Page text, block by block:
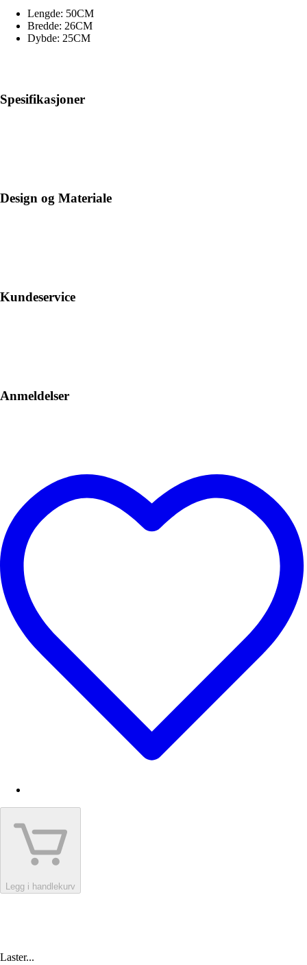
Lengde: 50CM
Bredde: 26CM
Dybde: 25CM
Spesifikasjoner
Design og Materiale
Kundeservice
Anmeldelser
Legg i handlekurv
Laster...